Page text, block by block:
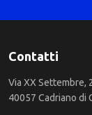
Contatti
Via XX Settembre,
40057 Cadriano di